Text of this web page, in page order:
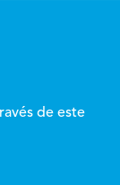
de este